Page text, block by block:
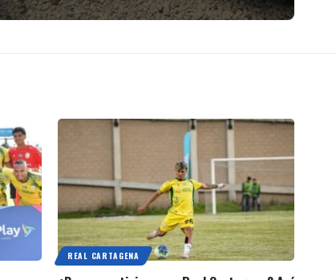
REAL CARTAGENA